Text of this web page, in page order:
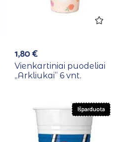
1,80€
Vienkartiniai puodeliai
,,Arkliukai” 6 vnt.
Išparduota